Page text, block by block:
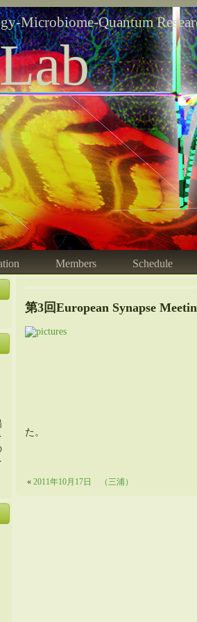
Microbiome-Quantum
Members Schedule
第3回European Synapse
た。
« 2011年10月17日 （三浦）